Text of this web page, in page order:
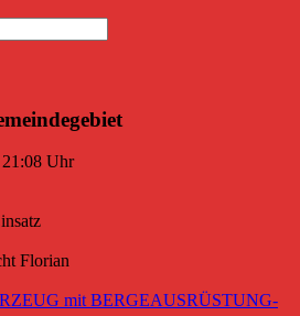
Uhr
Florian
mit BERGEAUSRÜSTUNG-